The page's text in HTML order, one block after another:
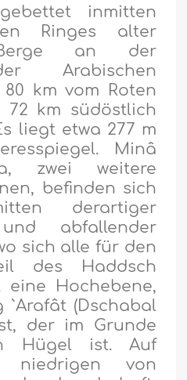
inmitten
Ringes alter
an der
Arabischen
km vom Roten
72 km südöstlich
liegt etwa 277 m
Minâ
zwei weitere
befinden sich
derartiger
abfallender
sich alle für den
des Haddsch
eine Hochebene,
`Arafât (Dschabal
der im Grunde
Hügel ist. Auf
niedrigen von